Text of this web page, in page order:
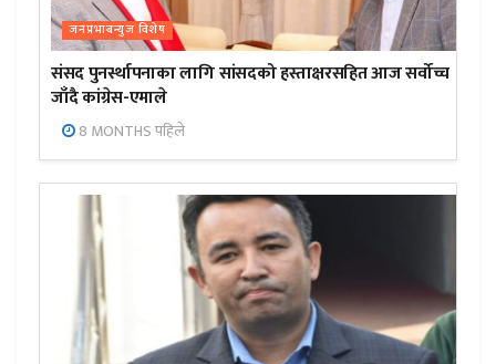
जनप्रभाबन्युज विशेष
संसद पुनर्स्थापनाका लागि सांसदको हस्ताक्षरसहित आज सर्वोच्च
जाँदै कांग्रेस-एमाले
8 MONTHS पहिले